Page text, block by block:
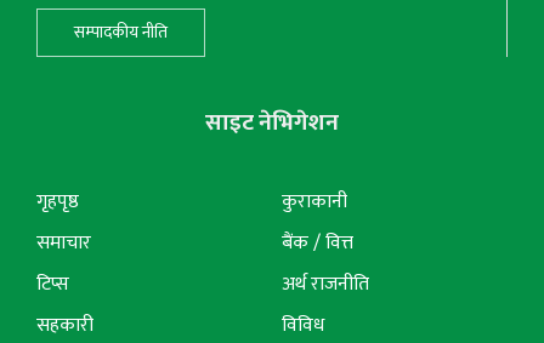
सम्पादकीय नीति
साइट नेभिगेशन
गृहपृष्ठ
समाचार
टिप्स
सहकारी
कुराकानी
बैंक / वित्त
अर्थ राजनीति
विविध